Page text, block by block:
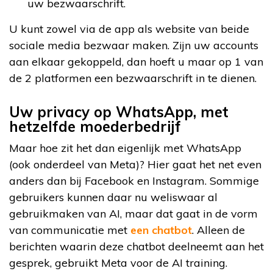
uw bezwaarschrift.
U kunt zowel via de app als website van beide
sociale media bezwaar maken. Zijn uw accounts
aan elkaar gekoppeld, dan hoeft u maar op 1 van
de 2 platformen een bezwaarschrift in te dienen.
Uw privacy op WhatsApp, met
hetzelfde moederbedrijf
Maar hoe zit het dan eigenlijk met WhatsApp
(ook onderdeel van Meta)? Hier gaat het net even
anders dan bij Facebook en Instagram. Sommige
gebruikers kunnen daar nu weliswaar al
gebruikmaken van AI, maar dat gaat in de vorm
van communicatie met een chatbot. Alleen de
berichten waarin deze chatbot deelneemt aan het
gesprek, gebruikt Meta voor de AI training.